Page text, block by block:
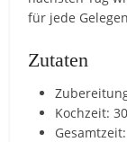
für jede
Zutaten
Kochzeit: